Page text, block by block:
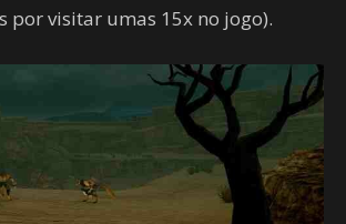
por visitar umas 15x no jogo).